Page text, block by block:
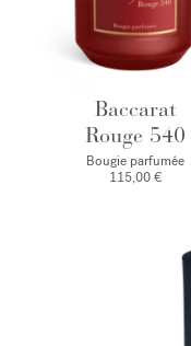
Baccarat
Rouge 540
Bougie parfumée
115,00 €